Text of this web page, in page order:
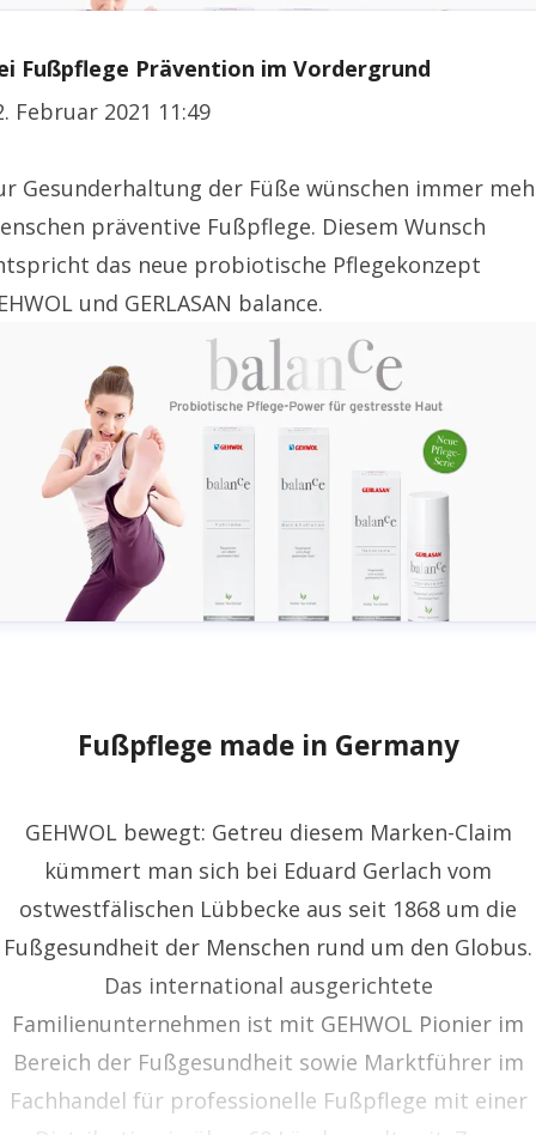
Fußpflege Prävention im Vordergrund
Februar 2021 11:49
Gesunderhaltung der Füße wünschen immer
präventive Fußpflege. Diesem Wunsch
das neue probiotische Pflegekonzept
und GERLASAN balance.
Fußpflege made in Germany
GEHWOL bewegt: Getreu diesem Marken-Claim
kümmert man sich bei Eduard Gerlach vom
ostwestfälischen Lübbecke aus seit 1868 um die
Fußgesundheit der Menschen rund um den Globus.
Das international ausgerichtete
Familienunternehmen ist mit GEHWOL Pionier im
Bereich der Fußgesundheit sowie Marktführer im
Fachhandel für professionelle Fußpflege mit einer